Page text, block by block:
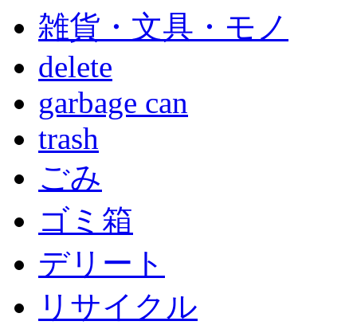
雑貨・文具・モノ
delete
garbage can
trash
ごみ
ゴミ箱
デリート
リサイクル